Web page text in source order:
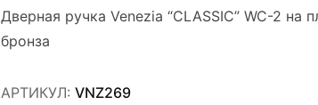
Дверная ручка Venezia “CLASSIC” WC-2 на
бронза
АРТИКУЛ: VNZ269